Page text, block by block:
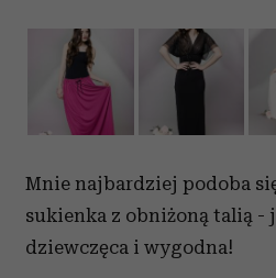
Mnie najbardziej podoba
sukienka z obniżoną talią -
dziewczęca i wygodna!